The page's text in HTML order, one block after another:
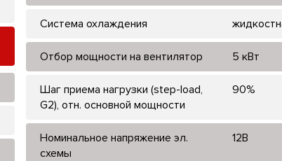
Система охлаждения
Отбор мощности на вентилятор 5 кВт
Шаг приема нагрузки (step-load,
G2), отн. основной мощности
90%
Номинальное напряжение эл.
схемы
12В